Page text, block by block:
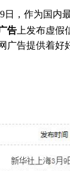
日，作为国内
告 上发布虚假
广告提供着好